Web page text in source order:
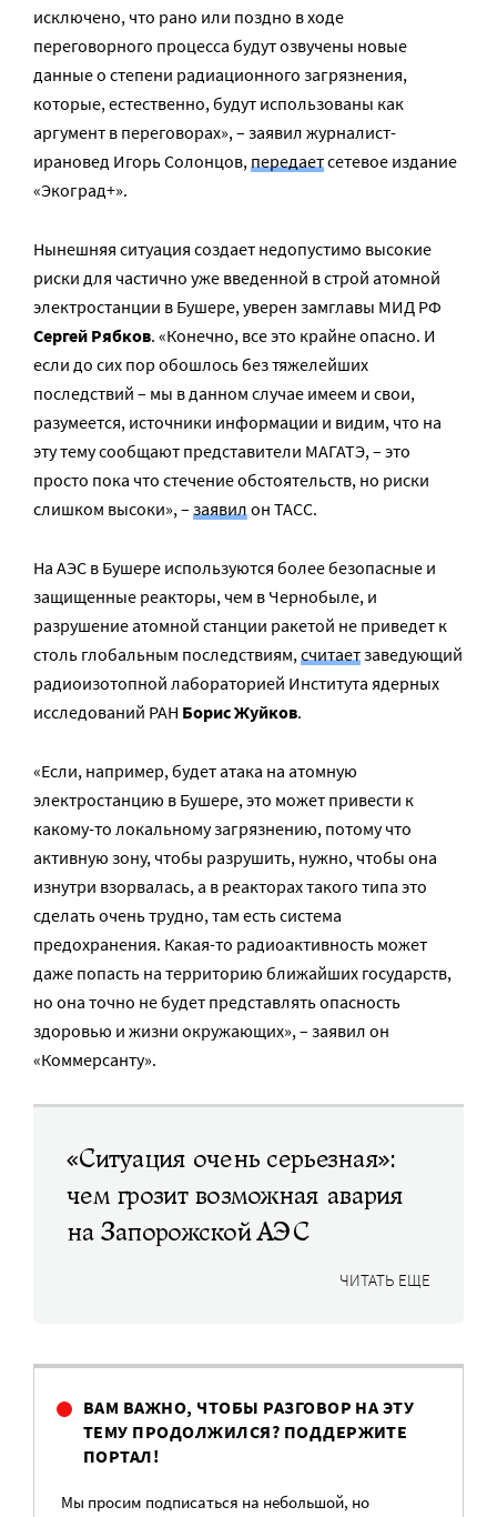
исключено, что рано или поздно в ходе
переговорного процесса будут озвучены новые
данные о степени радиационного загрязнения,
которые, естественно, будут использованы как
аргумент в переговорах», – заявил журналист-
ирановед Игорь Солонцов,передаетсетевое издание
«Экоград+».
Нынешняя ситуация создает недопустимо высокие
риски для частично уже введенной в строй атомной
электростанции в Бушере, уверен замглавы МИД РФ
Сергей Рябков. «Конечно, все это крайне опасно. И
если до сих пор обошлось без тяжелейших
последствий – мы в данном случае имеем и свои,
разумеется, источники информации и видим, что на
эту тему сообщают представители МАГАТЭ, – это
просто пока что стечение обстоятельств, но риски
слишком высоки», – заявилон ТАСС.
На АЭС в Бушере используются более безопасные и
защищенные реакторы, чем в Чернобыле, и
разрушение атомной станции ракетой не приведет к
столь глобальным последствиям,считаетзаведующий
радиоизотопной лабораторией Института ядерных
исследований РАН Борис Жуйков.
«Если, например, будет атака на атомную
электростанцию в Бушере, это может привести к
какому-то локальному загрязнению, потому что
активную зону, чтобы разрушить, нужно, чтобы она
изнутри взорвалась, а в реакторах такого типа это
сделать очень трудно, там есть система
предохранения. Какая-то радиоактивность может
даже попасть на территорию ближайших государств,
но она точно не будет представлять опасность
здоровью и жизни окружающих», – заявил он
«Коммерсанту».
«Ситуация очень серьезная»:
чем грозит возможная авария
на Запорожской АЭС
ЧИТАТЬ ЕЩЕ
ВАМ ВАЖНО, ЧТОБЫ РАЗГОВОР НА ЭТУ
ТЕМУ ПРОДОЛЖИЛСЯ? ПОДДЕРЖИТЕ
ПОРТАЛ!
Мы просим подписаться на небольшой, но